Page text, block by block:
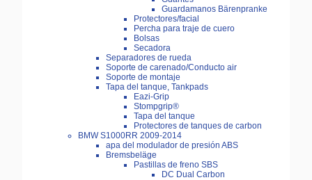
Guardamanos Bärenpranke
Protectores/facial
Percha para traje de cuero
Bolsas
Secadora
Separadores de rueda
Soporte de carenado/Conducto air
Soporte de montaje
Tapa del tanque, Tankpads
Eazi-Grip
Stompgrip®
Tapa del tanque
Protectores de tanques de carbon
BMW S1000RR 2009-2014
apa del modulador de presión ABS
Bremsbeläge
Pastillas de freno SBS
DC Dual Carbon